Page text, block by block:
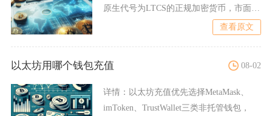
原生代号为LTCS的正规加密货币，市面上
查看原文
以太坊用哪个钱包充值 08-02
详情： 以太坊充值优先选择MetaMask、
imToken、TrustWallet三类非托管钱包，